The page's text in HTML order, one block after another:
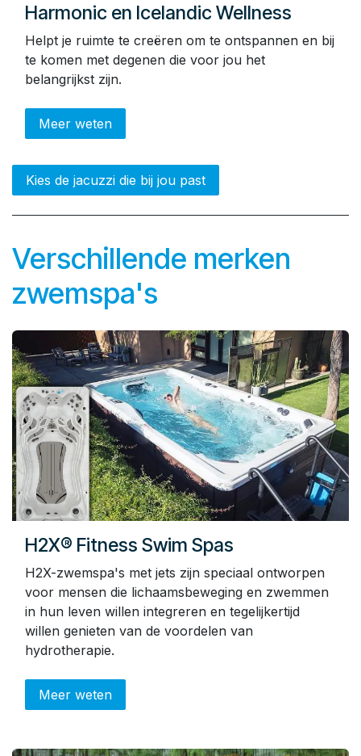
Harmonic en Icelandic Wellness
Helpt je ruimte te creëren om te ontspannen en bij
te komen met degenen die voor jou het
belangrijkst zijn.
Meer weten
Kies de jacuzzi die bij jou past
Verschillende merken
zwemspa's
H2X® Fitness Swim Spas
H2X-zwemspa's met jets zijn speciaal ontworpen
voor mensen die lichaamsbeweging en zwemmen
in hun leven willen integreren en tegelijkertijd
willen genieten van de voordelen van
hydrotherapie.
Meer weten